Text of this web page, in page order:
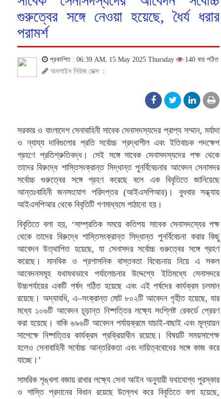
গুরুত্বের সঙ্গে নেওয়া হয়েছে, ধৈর্য ধরার
পরামর্শ
প্রকাশিত : 06:39 AM, 15 May 2025 Thursday 140 বার পঠিত
অনলাইন নিউজ ডেক্স :
সরকার ও বাংলাদেশ সেনাবাহিনী সাবেক সেনাসদস্যদের প্রাপ্য সম্মান, মর্যাদা
ও ন্যায্য দাবিগুলোর প্রতি সর্বোচ্চ শ্রদ্ধাশীল এবং ইতিবাচক পদক্ষেপ
গ্রহণে প্রতিশ্রুতিবদ্ধ। সেই সঙ্গে সাবেক সেনাসদস্যদের পক্ষ থেকে
তাদের বিরুদ্ধে শাস্তিসংক্রান্ত সিদ্ধান্ত পুনর্বিবেচনার আবেদন সেনাসদর
সর্বোচ্চ গুরুত্বের সঙ্গে গ্রহণ করেছে বলে এক বিবৃতিতে জানিয়েছে
আন্তঃবাহিনী জনসংযোগ পরিদপ্তর (আইএসপিআর)। বুধবার সন্ধ্যায়
আইএসপিআর থেকে বিবৃতিটি গণমাধ্যমে পাঠানো হয়।
বিবৃতিতে বলা হয়, ‘সাম্প্রতিক সময়ে কতিপয় সাবেক সেনাসদস্যের পক্ষ
থেকে তাদের বিরুদ্ধে শাস্তিসংক্রান্ত সিদ্ধান্ত পুনর্বিবেচনা করার কিছু
আবেদন উত্থাপিত হয়েছে, যা সেনাসদর সর্বোচ্চ গুরুত্বের সঙ্গে গ্রহণ
করেছে। মানবিক ও প্রশাসনিক বাস্তবতা বিবেচনায় নিয়ে এ সকল
আবেদনসমূহ যথাযথভাবে পর্যালোচনার উদ্দেশ্যে ইতিমধ্যে সেনাসদরে
উচ্চপর্যায়ের একটি পর্ষদ গঠিত হয়েছে এবং এই পর্ষদের কার্যক্রম চলমান
রয়েছে। অদ্যাবধি, এ–সংক্রান্ত মোট ৮০২টি আবেদন গৃহীত হয়েছে, যার
মধ্যে ১০৬টি আবেদন চূড়ান্ত নিষ্পত্তির লক্ষ্যে সংশ্লিষ্ট রেকর্ডে প্রেরণ
করা হয়েছে। বাকি ৬৯৬টি আবেদন পর্যায়ক্রমে যাচাই-বাছাই এবং মূল্যায়ন
সাপেক্ষে নিষ্পত্তির কার্যক্রম প্রক্রিয়াধীন রয়েছে। বিষয়টি সময়সাপেক্ষ
হলেও সেনাবাহিনী সর্বোচ্চ আন্তরিকতা এবং দায়িত্ববোধের সঙ্গে কাজ করে
যাচ্ছে।’
সামরিক শৃঙ্খলা বজায় রাখার লক্ষ্যে সেনা আইন অনুযায়ী যথাযোগ্য পুরস্কার
ও শাস্তি প্রদানের বিধান রয়েছে উল্লেখ করে বিবৃতিতে বলা হয়েছে,